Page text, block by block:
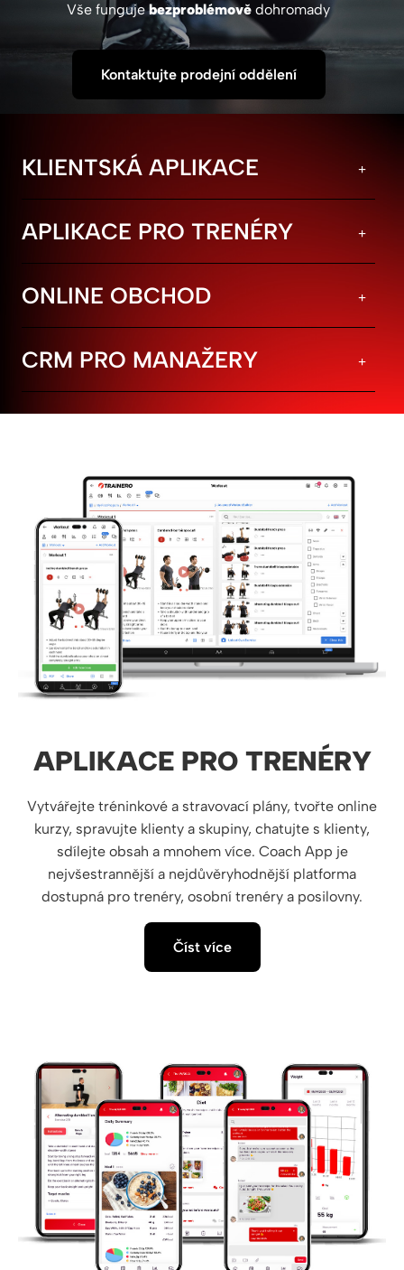
Vše fungujebezproblémově dohromady
Kontaktujte prodejní oddělení
KLIENTSKÁ APLIKACE
APLIKACE PRO TRENÉRY
ONLINE OBCHOD
CRM PRO MANAŽERY
APLIKACE PRO TRENÉRY
Vytvářejte tréninkové a stravovací plány, tvořte online
kurzy, spravujte klienty a skupiny, chatujte s klienty,
sdílejte obsah a mnohem více. Coach App je
nejvšestrannější a nejdůvěryhodnější platforma
dostupná pro trenéry, osobní trenéry a posilovny.
Číst více